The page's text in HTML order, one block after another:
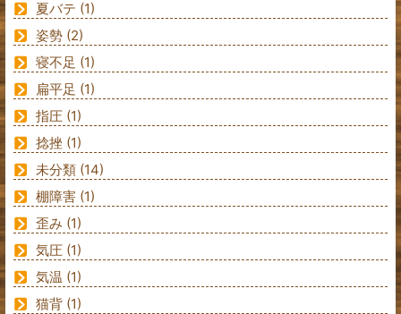
夏バテ (1)
姿勢 (2)
寝不足 (1)
扁平足 (1)
指圧 (1)
捻挫 (1)
未分類 (14)
棚障害 (1)
歪み (1)
気圧 (1)
気温 (1)
猫背 (1)